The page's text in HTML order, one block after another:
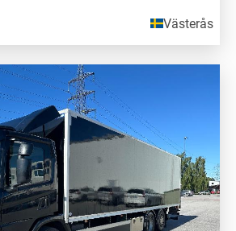
Västerås